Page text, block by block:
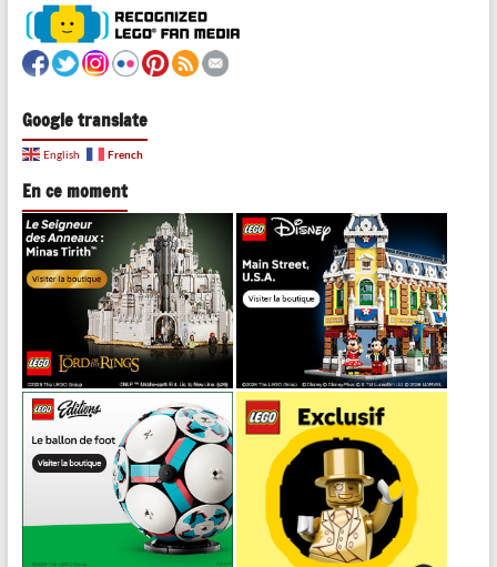
Google translate
English French
En ce moment